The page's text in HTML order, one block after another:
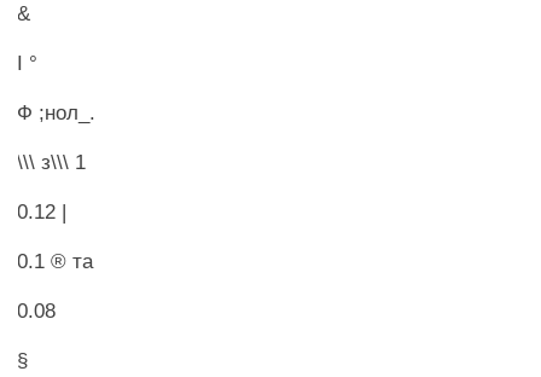
&
I °
Ф ;нол_.
\\\ з\\\ 1
0.12 |
0.1 ® та
0.08
§